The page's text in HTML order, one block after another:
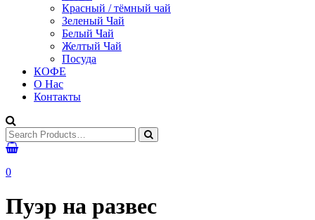
Красный / тёмный чай
Зеленый Чай
Белый Чай
Желтый Чай
Посуда
КОФЕ
О Нас
Контакты
0
Пуэр на развес